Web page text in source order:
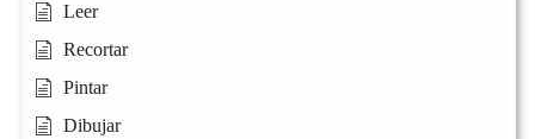
Leer
Recortar
Pintar
Dibujar